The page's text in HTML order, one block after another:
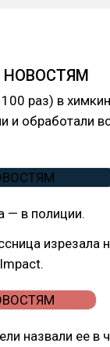
раз) в
и обработали
— в полиции.
назвали ее в